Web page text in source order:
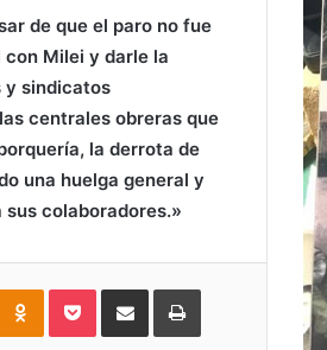
de que el paro no fue
Milei y darle la
y sindicatos
centrales obreras que
la derrota de
una huelga general y
colaboradores.»
Odnoklassniki
PocketCompartirImprimir